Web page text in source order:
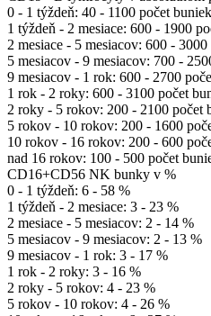
0 - 1 týždeň: 40 - 1100 počet
1 týždeň - 2 mesiace: 600 - 1900
2 mesiace - 5 mesiacov: 600 -
5 mesiacov - 9 mesiacov: 700 -
9 mesiacov - 1 rok: 600 - 2700
1 rok - 2 roky: 600 - 3100 počet
2 roky - 5 rokov: 200 - 2100 počet
5 rokov - 10 rokov: 200 - 1600
10 rokov - 16 rokov: 200 - 600
nad 16 rokov: 100 - 500 počet
CD16+CD56 NK bunky v %
0 - 1 týždeň: 6 - 58 %
1 týždeň - 2 mesiace: 3 - 23 %
2 mesiace - 5 mesiacov: 2 - 14 %
5 mesiacov - 9 mesiacov: 2 - 13 %
9 mesiacov - 1 rok: 3 - 17 %
1 rok - 2 roky: 3 - 16 %
2 roky - 5 rokov: 4 - 23 %
5 rokov - 10 rokov: 4 - 26 %